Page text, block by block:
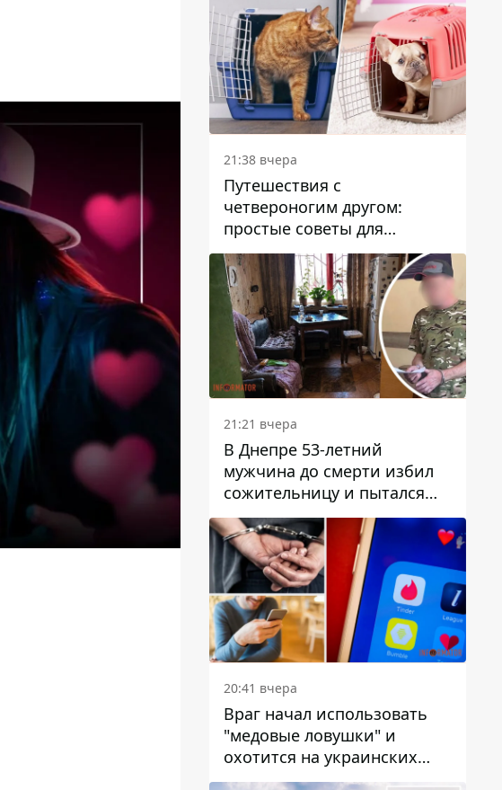
21:38 вчера
Путешествия с
четвероногим другом:
простые советы для
поездок с животными
21:21 вчера
В Днепре 53-летний
мужчина до смерти избил
сожительницу и пытался
скрыть преступление:
детали
20:41 вчера
Враг начал использовать
"медовые ловушки" и
охотится на украинских
военнослужащих